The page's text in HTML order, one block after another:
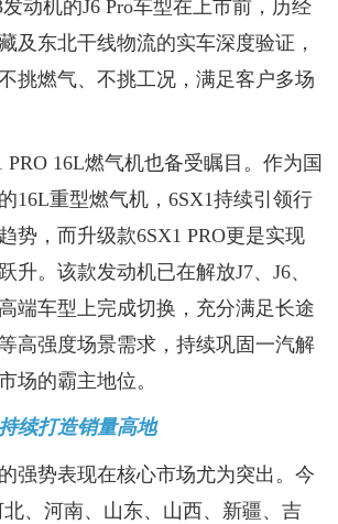
动机的J6 Pro车型在上市前，历经
及东北干线物流的实车深度验证，
挑燃气、不挑工况，满足客户多场
PRO 16L燃气机也备受瞩目。作为国
16L重型燃气机，6SX1持续引领行
势，而升级款6SX1 PRO更是实现
升。该款发动机已在解放J7、J6、
端车型上完成切换，充分满足长途
高强度场景需求，持续巩固一汽解
场的霸主地位。
续打造销量高地
强势表现在核心市场尤为突出。今
、河南、山东、山西、新疆、吉